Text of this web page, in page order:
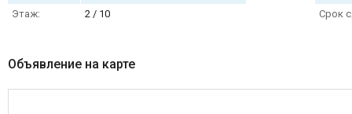
Этаж:
2 / 10
Срок
Объявление на карте